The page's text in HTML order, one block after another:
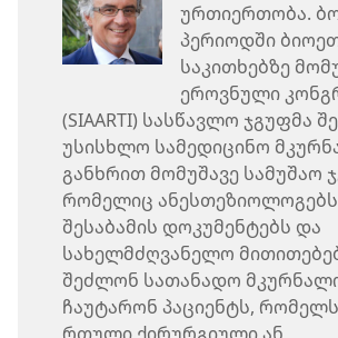
ურთიერთობა.
პერიოდში
საკითხებზე
ეროვნული
(SIAARTI) სასწავლო ჯგუფმა
უსისხლო სამედიცინო
განხრით მომუშავე სამუშაო
რომელიც ანესთეზიოლოგებს
შესაბამის დოკუმენტებს და
სახელმძღვანელო
შეძლონ სათანადო
ჩაუტარონ პაციენტს,